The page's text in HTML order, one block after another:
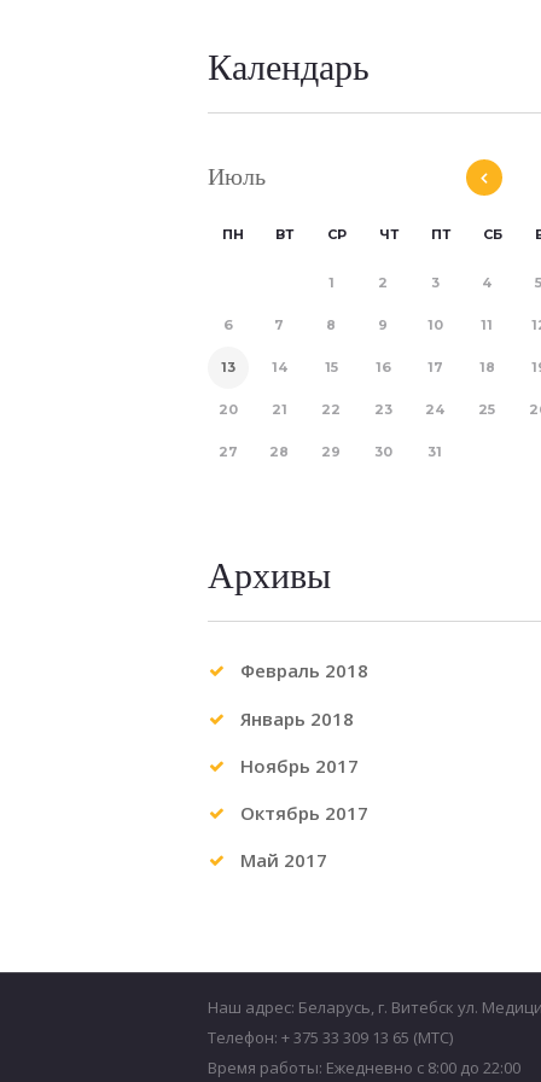
Календарь
Июль
ПН ВТ СР ЧТ ПТ СБ
1 2 3 4 5
6 7 8 9 10 11
13 14 15 16 17 18
20 21 22 23 24 25
27 28 29 30 31
Архивы
Февраль 2018
Январь 2018
Ноябрь 2017
Октябрь 2017
Май 2017
Наш адрес: Беларусь, г. Витебск ул.
Телефон: + 375 33 309 13 65 (МТС)
Время работы: Ежедневно с 8:00 до 22:00